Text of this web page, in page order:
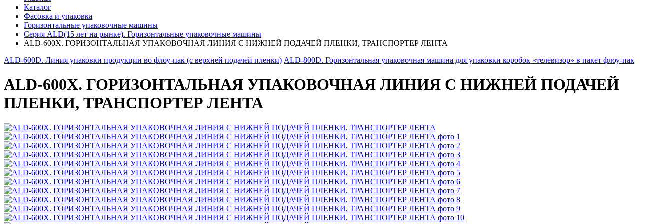
Каталог
Фасовка и упаковка
Горизонтальные упаковочные машины
Серия ALD(15 лет на рынке). Горизонтальные упаковочные машины
ALD-600X. ГОРИЗОНТАЛЬНАЯ УПАКОВОЧНАЯ ЛИНИЯ С НИЖНЕЙ ПОДАЧЕЙ ПЛЕНКИ, ТРАНСПОРТЕР ЛЕНТА
ALD-600D. Линия упаковки продукции во флоу-пак (с верхней подачей пленки) ALD-800D. Горизонтальная упаковочная машина для упаковки коробок «телевизор» в пакет флоу-пак
ALD-600X. ГОРИЗОНТАЛЬНАЯ УПАКОВОЧНАЯ ЛИНИЯ С НИЖНЕЙ ПОДАЧЕЙ
ПЛЕНКИ, ТРАНСПОРТЕР ЛЕНТА